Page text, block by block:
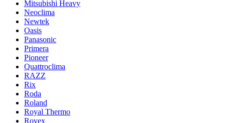
Mitsubishi Heavy
Neoclima
Newtek
Oasis
Panasonic
Primera
Pioneer
Quattroclima
RAZZ
Rix
Roda
Roland
Royal Thermo
Rovex